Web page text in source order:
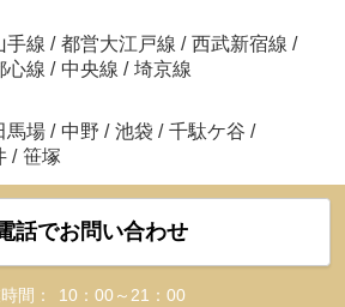
手線 / 都営大江戸線 / 西武新宿線 /
心線 / 中央線 / 埼京線
馬場 / 中野 / 池袋 / 千駄ケ谷 /
/ 笹塚
話でお問い合わせ
間：
10：00～21：00